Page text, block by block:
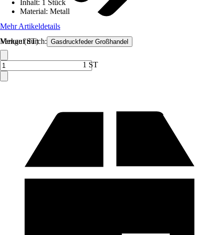
Verkauf durch: Gasdruckfeder Großhandel
Inhalt: 1 Stück
Material: Metall
Mehr Artikeldetails
Menge (ST)
1 ST